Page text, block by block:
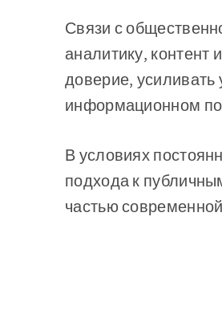
Связи с
аналитику, контент
доверие, усиливать
информационном
В условиях
подхода к
частью